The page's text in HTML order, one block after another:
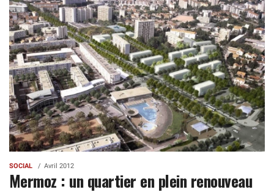
SOCIAL Avril 2012
Mermoz : un quartier en plein renouveau